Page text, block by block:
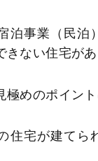
泊事業（民泊
きない住宅が
極めのポイント
住宅が建てら